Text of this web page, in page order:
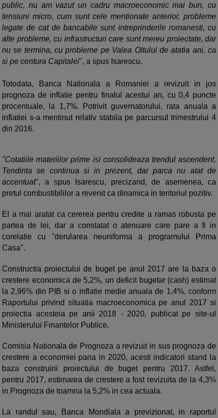
public, nu am vazut un cadru macroeconomic mai bun, cu
tensiuni micro, cum sunt cele mentionate anterior, probleme
legate de cat de bancabile sunt intreprinderile romanesti, cu
alte probleme, cu infrastructuri care sunt mereu proiectate, dar
nu se termina, cu probleme pe Valea Oltului de atatia ani, ca
si pe centura Capitalei", a spus Isarescu.
Totodata, Banca Nationala a Romaniei a revizuit in jos
prognoza de inflatie pentru finalul acestui an, cu 0,4 puncte
procentuale, la 1,7%. Potrivit guvernatorului, rata anuala a
inflatiei s-a mentinut relativ stabila pe parcursul trimestrului 4
din 2016.
"Cotatiile materiilor prime isi consolideaza trendul ascendent.
Tendinta se continua si in prezent, dar parca nu atat de
accentuat", a spus Isarescu, precizand, de asemenea, ca
pretul combustibililor a revenit ca dinamica in teritoriul pozitiv.
El a mai aratat ca cererea pentru credite a ramas robusta pe
partea de lei, dar a constatat o atenuare care pare a fi in
corelatie cu "derularea neuniforma a programului Prima
Casa".
Constructia proiectului de buget pe anul 2017 are la baza o
crestere economica de 5,2%, un deficit bugetar (cash) estimat
la 2,96% din PIB si o inflatie medie anuala de 1,4%, conform
Raportului privind situatia macroeconomica pe anul 2017 si
proiectia acesteia pe anii 2018 - 2020, publicat pe site-ul
Ministerului Finantelor Publice.
Comisia Nationala de Prognoza a revizuit in sus prognoza de
crestere a economiei pana in 2020, acesti indicatori stand la
baza construirii proiectului de buget pentru 2017. Astfel,
pentru 2017, estimarea de crestere a fost revizuita de la 4,3%
in Prognoza de toamna la 5,2% in cea actuala.
La randul sau, Banca Mondiala a previzionat, in raportul